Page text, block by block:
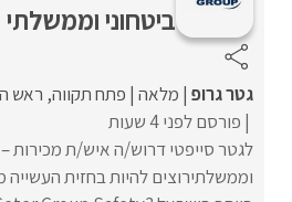
ביטחוני וממשלתי
גטר גרופ מלאה פתח תקווה ראש
פורסם לפני 4 שעות
לגטר סייפטי דרוש/ה איש/ת מכירות –
וממשלתירוצים להיות בחזית העשייה